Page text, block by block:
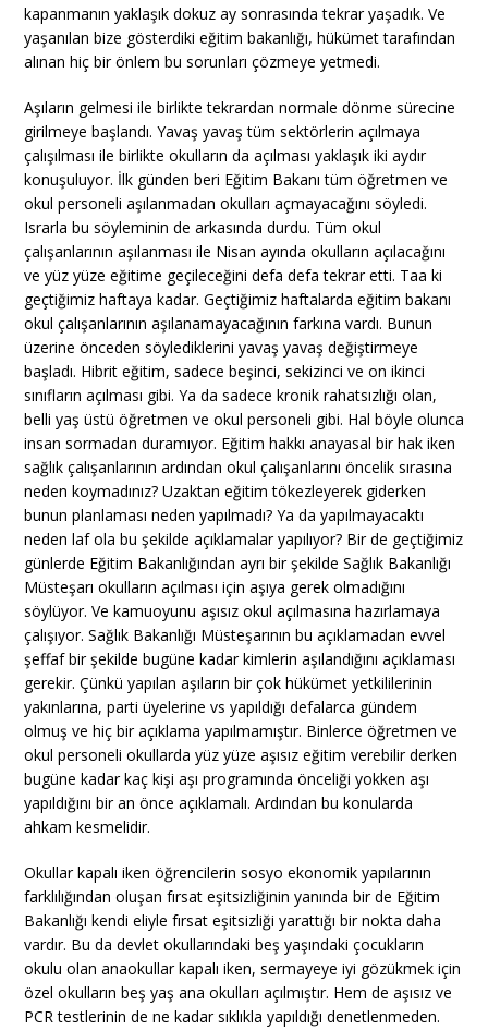
kapanmanın yaklaşık dokuz ay sonrasında tekrar yaşadık. Ve
yaşanılan bize gösterdiki eğitim bakanlığı, hükümet tarafından
alınan hiç bir önlem bu sorunları çözmeye yetmedi.
Aşıların gelmesi ile birlikte tekrardan normale dönme sürecine
girilmeye başlandı. Yavaş yavaş tüm sektörlerin açılmaya
çalışılması ile birlikte okulların da açılması yaklaşık iki aydır
konuşuluyor. İlk günden beri Eğitim Bakanı tüm öğretmen ve
okul personeli aşılanmadan okulları açmayacağını söyledi.
Israrla bu söyleminin de arkasında durdu. Tüm okul
çalışanlarının aşılanması ile Nisan ayında okulların açılacağını
ve yüz yüze eğitime geçileceğini defa defa tekrar etti. Taa ki
geçtiğimiz haftaya kadar. Geçtiğimiz haftalarda eğitim bakanı
okul çalışanlarının aşılanamayacağının farkına vardı. Bunun
üzerine önceden söylediklerini yavaş yavaş değiştirmeye
başladı. Hibrit eğitim, sadece beşinci, sekizinci ve on ikinci
sınıfların açılması gibi. Ya da sadece kronik rahatsızlığı olan,
belli yaş üstü öğretmen ve okul personeli gibi. Hal böyle olunca
insan sormadan duramıyor. Eğitim hakkı anayasal bir hak iken
sağlık çalışanlarının ardından okul çalışanlarını öncelik sırasına
neden koymadınız? Uzaktan eğitim tökezleyerek giderken
bunun planlaması neden yapılmadı? Ya da yapılmayacaktı
neden laf ola bu şekilde açıklamalar yapılıyor? Bir de geçtiğimiz
günlerde Eğitim Bakanlığından ayrı bir şekilde Sağlık Bakanlığı
Müsteşarı okulların açılması için aşıya gerek olmadığını
söylüyor. Ve kamuoyunu aşısız okul açılmasına hazırlamaya
çalışıyor. Sağlık Bakanlığı Müsteşarının bu açıklamadan evvel
şeffaf bir şekilde bugüne kadar kimlerin aşılandığını açıklaması
gerekir. Çünkü yapılan aşıların bir çok hükümet yetkililerinin
yakınlarına, parti üyelerine vs yapıldığı defalarca gündem
olmuş ve hiç bir açıklama yapılmamıştır. Binlerce öğretmen ve
okul personeli okullarda yüz yüze aşısız eğitim verebilir derken
bugüne kadar kaç kişi aşı programında önceliği yokken aşı
yapıldığını bir an önce açıklamalı. Ardından bu konularda
ahkam kesmelidir.
Okullar kapalı iken öğrencilerin sosyo ekonomik yapılarının
farklılığından oluşan fırsat eşitsizliğinin yanında bir de Eğitim
Bakanlığı kendi eliyle fırsat eşitsizliği yarattığı bir nokta daha
vardır. Bu da devlet okullarındaki beş yaşındaki çocukların
okulu olan anaokullar kapalı iken, sermayeye iyi gözükmek için
özel okulların beş yaş ana okulları açılmıştır. Hem de aşısız ve
PCR testlerinin de ne kadar sıklıkla yapıldığı denetlenmeden.